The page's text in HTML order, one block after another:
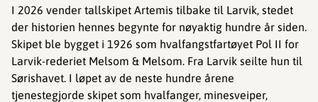
I 2026 vender tallskipet Artemis tilbake til Larvik, stedet
der historien hennes begynte for nøyaktig hundre år siden.
Skipet ble bygget i 1926 som hvalfangstfartøyet Pol II for
Larvik-rederiet Melsom & Melsom. Fra Larvik seilte hun til
Sørishavet. I løpet av de neste hundre årene
tjenestegjorde skipet som hvalfanger, minesveiper,